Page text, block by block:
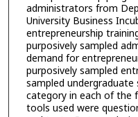
administrators from
University Business
entrepreneurship
purposively sampled
demand for
purposively sampled
sampled
category in each of the
tools used were